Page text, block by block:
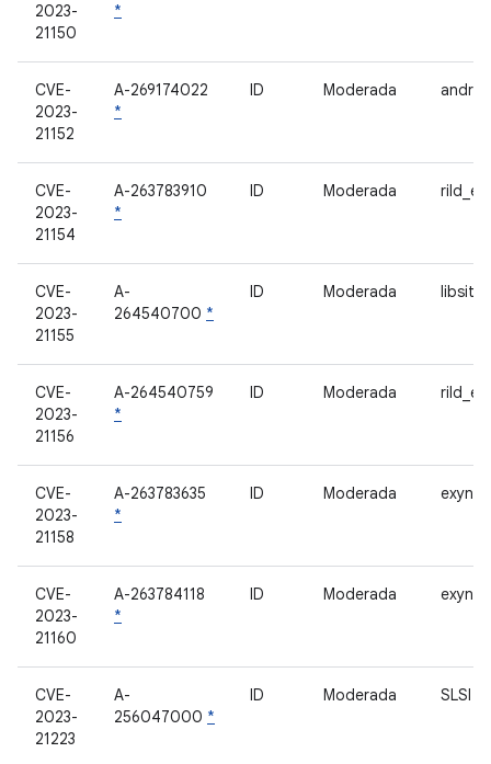
2023-
21150
*
CVE-
2023-
21152
A-269174022
*
ID Moderada
CVE-
2023-
21154
A-263783910
*
ID Moderada
CVE-
2023-
21155
A-
264540700 *
ID Moderada libsitril
CVE-
2023-
21156
A-264540759
*
ID Moderada
CVE-
2023-
21158
A-263783635
*
ID Moderada
CVE-
2023-
21160
A-263784118
*
ID Moderada
CVE-
2023-
21223
A-
256047000 *
ID Moderada SLSI